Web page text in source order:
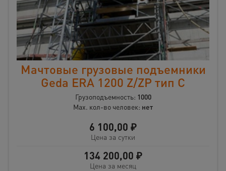
Мачтовые грузовые подъемники
Geda ERA 1200 Z/ZP тип C
Грузоподъемность: 1000
Max. кол-во человек: нет
6 100,00 ₽
Цена за сутки
134 200,00 ₽
Цена за месяц